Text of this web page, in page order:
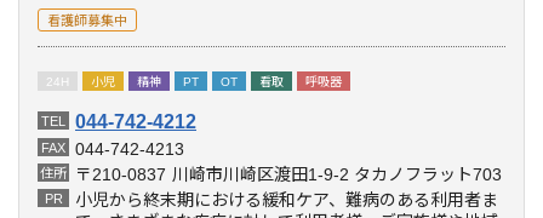
看護師募集中
24H 小児 精神 PT OT 看取 呼吸器
TEL 044-742-4212
FAX 044-742-4213
住所 〒210-0837 川崎市川崎区渡田1-9-2 タカノフラット703
PR
小児から終末期における緩和ケア、難病のある利用者ま